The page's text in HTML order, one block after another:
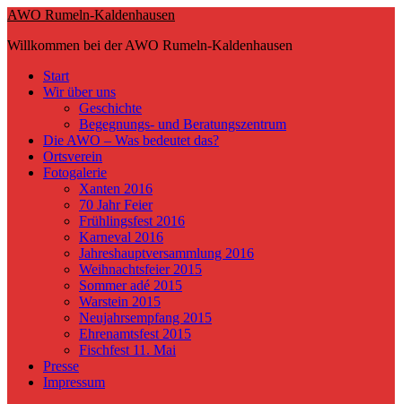
Skip
main
AWO Rumeln-Kaldenhausen
Willkommen bei der AWO Rumeln-Kaldenhausen
Toggle
mobile
Start
Wir über uns
Geschichte
Begegnungs- und Beratungszentrum
Die AWO – Was bedeutet das?
Ortsverein
Fotogalerie
Xanten 2016
70 Jahr Feier
Frühlingsfest 2016
Karneval 2016
Jahreshauptversammlung 2016
Weihnachtsfeier 2015
Sommer adé 2015
Warstein 2015
Neujahrsempfang 2015
Ehrenamtsfest 2015
Fischfest 11. Mai
Presse
Impressum